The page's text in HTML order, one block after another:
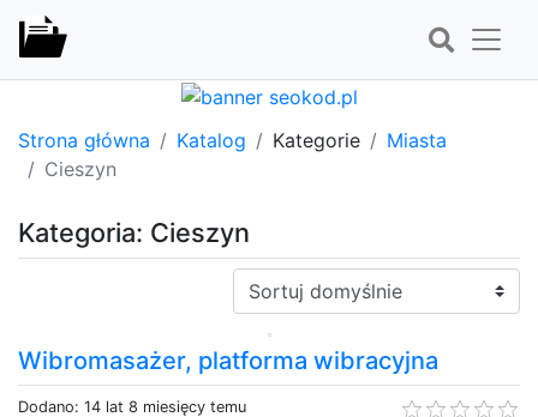
Strona główna Katalog Kategorie
Miasta
Cieszyn
Kategoria: Cieszyn
Sortuj:
Wibromasażer, platforma wibracyjna
Dodano: 14 lat 8 miesięcy temu